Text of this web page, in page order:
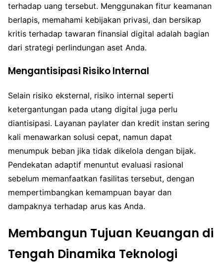
terhadap uang tersebut. Menggunakan fitur keamanan
berlapis, memahami kebijakan privasi, dan bersikap
kritis terhadap tawaran finansial digital adalah bagian
dari strategi perlindungan aset Anda.
Mengantisipasi Risiko Internal
Selain risiko eksternal, risiko internal seperti
ketergantungan pada utang digital juga perlu
diantisipasi. Layanan paylater dan kredit instan sering
kali menawarkan solusi cepat, namun dapat
menumpuk beban jika tidak dikelola dengan bijak.
Pendekatan adaptif menuntut evaluasi rasional
sebelum memanfaatkan fasilitas tersebut, dengan
mempertimbangkan kemampuan bayar dan
dampaknya terhadap arus kas Anda.
Membangun Tujuan Keuangan di
Tengah Dinamika Teknologi